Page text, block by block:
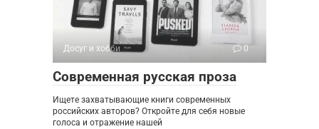
Досуг и хобби 0
Современная русская проза
Ищете захватывающие книги современных
российских авторов? Откройте для себя новые
голоса и отражение нашей